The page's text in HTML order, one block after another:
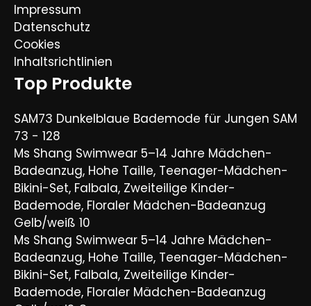
Impressum
Datenschutz
Cookies
Inhaltsrichtlinien
Top Produkte
SAM73 Dunkelblaue Bademode für Jungen SAM
73 - 128
Ms Shang Swimwear 5–14 Jahre Mädchen-
Badeanzug, Hohe Taille, Teenager-Mädchen-
Bikini-Set, Falbala, Zweiteilige Kinder-
Bademode, Floraler Mädchen-Badeanzug
Gelb/weiß 10
Ms Shang Swimwear 5–14 Jahre Mädchen-
Badeanzug, Hohe Taille, Teenager-Mädchen-
Bikini-Set, Falbala, Zweiteilige Kinder-
Bademode, Floraler Mädchen-Badeanzug